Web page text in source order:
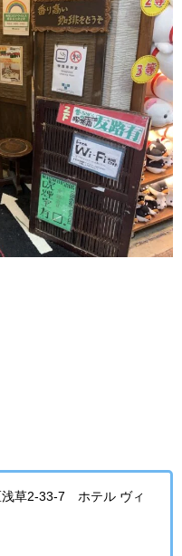
草2-33-7 ホテル ヴィ